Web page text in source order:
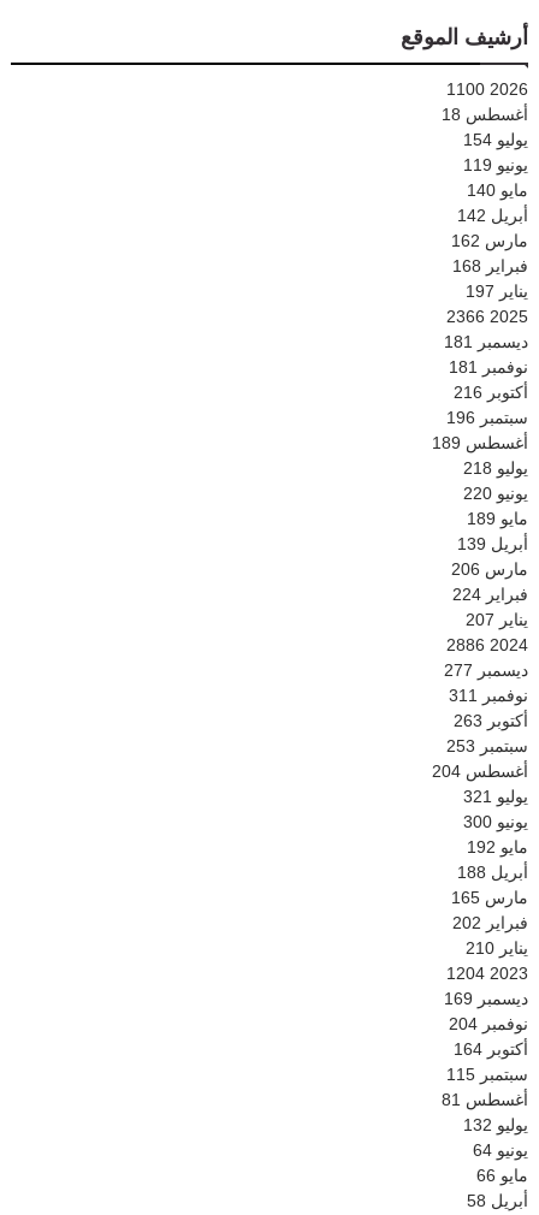
أرشيف الموقع
2026
1100
أغسطس 18
يوليو 154
يونيو 119
مايو 140
أبريل 142
مارس 162
فبراير 168
يناير 197
2025
2366
ديسمبر 181
نوفمبر 181
أكتوبر 216
سبتمبر 196
أغسطس 189
يوليو 218
يونيو 220
مايو 189
أبريل 139
مارس 206
فبراير 224
يناير 207
2024
2886
ديسمبر 277
نوفمبر 311
أكتوبر 263
سبتمبر 253
أغسطس 204
يوليو 321
يونيو 300
مايو 192
أبريل 188
مارس 165
فبراير 202
يناير 210
2023
1204
ديسمبر 169
نوفمبر 204
أكتوبر 164
سبتمبر 115
أغسطس 81
يوليو 132
يونيو 64
مايو 66
أبريل 58